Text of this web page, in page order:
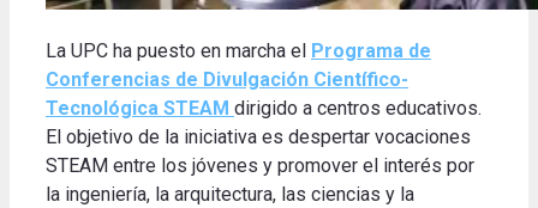
La UPC ha puesto en marcha el
Programa de
Conferencias de Divulgación Científico-
Tecnológica STEAM dirigido a centros educativos.
El objetivo de la iniciativa es despertar vocaciones
STEAM entre los jóvenes y promover el interés por
la ingeniería, la arquitectura, las ciencias y la